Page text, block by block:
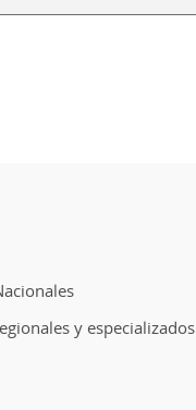
y especializados